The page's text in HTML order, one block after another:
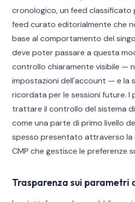
cronologico, un feed
feed curato editorialmente che
base al comportamento del
deve poter passare a questa
controllo chiaramente visibile —
impostazioni dell'account — e la
ricordata per le sessioni future. I
trattare il controllo del sistema
come una parte di primo livello
spesso presentato attraverso la
CMP che gestisce le preferenze
Trasparenza sui parametri